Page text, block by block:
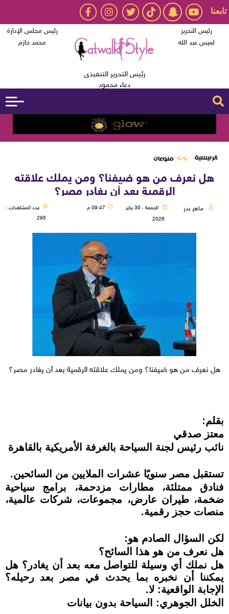
تابعنا
رئيس التحرير
لميس عبد الله
رئيس التحرير التنفيذى
دعاء محمود
رئيس مجلس الإدارة
محمد حازم
الرئيسية منوعات
هل نعرف من هو ضيفنا؟ ومن يملك علاقته
الرقمية بعد أن يغادر مصر؟
ماهر بدر
الجمعة ، 30 يناير
2026
09:47 م
عدد المشاهدات :
295
هل نعرف من هو ضيفنا؟ ومن يملك علاقته الرقمية بعد أن يغادر مصر؟
بقلم:
معتز صدقي
نائب رئيس لجنة السياحة بالغرفة الأمريكية بالقاهرة
تستقبل مصر سنويًا عشرات الملايين من السائحين.
فنادق ممتلئة، مطارات مزدحمة، برامج سياحية
ضخمة، طيران عارض، مجموعات، شركات عالمية،
منصات حجز رقمية.
لكن السؤال الصادم هو:
هل نعرف من هو هذا السائح؟
هل نملك أي وسيلة للتواصل معه بعد أن يغادر؟ هل
يمكننا أن نخبره بما يحدث في مصر بعد رحيله؟
الإجابة الواقعية: لا.
الخلل الجوهري: السياحة بدون بيانات